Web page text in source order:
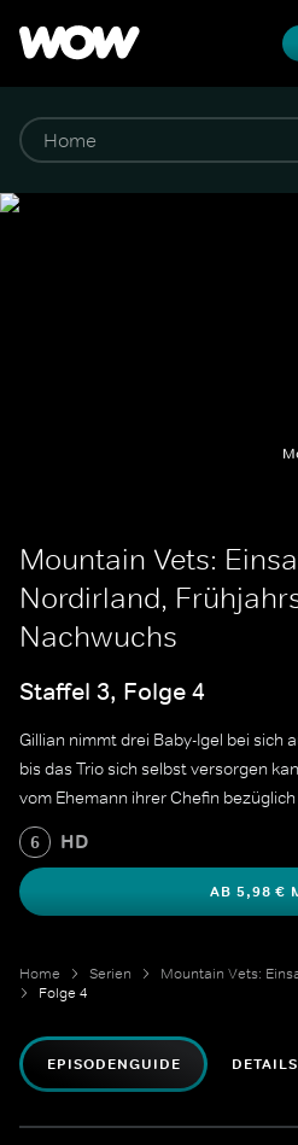
Mountain Vets:
Nordirland,
Nachwuchs
Staffel 3, Folge 4
Gillian nimmt drei Baby-Igel bei sich
bis das Trio sich selbst versorgen
vom Ehemann ihrer Chefin
6 HD
AB 5,98 €
Home Serien
Folge 4
EPISODENGUIDE DETAILS